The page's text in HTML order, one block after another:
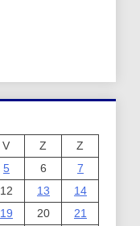
V Z
Z
5 6
7
12 13
14
19 20
21